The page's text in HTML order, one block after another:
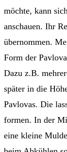
möchte, kann
anschauen. Ihr
übernommen.
Form der
Dazu z.B.
später in die
Pavlovas. Die
formen. In der
eine kleine